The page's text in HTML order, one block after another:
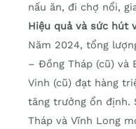
nấu ăn, đi chợ nổi,
Hiệu quả và sức hút
Năm 2024, tổng
– Đồng Tháp (cũ) và
Vinh (cũ) đạt hàng
tăng trưởng ổn định.
Tháp và Vĩnh Long